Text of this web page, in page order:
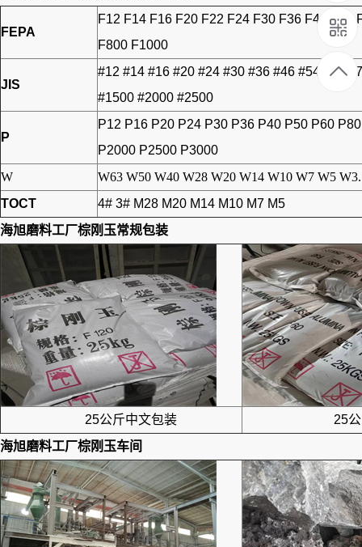
FEPA
F12 F14 F16 F20 F22 F24 F30 F36 F40
F800 F1000
JIS
#12 #14 #16 #20 #24 #30 #36 #46 #54 #60
#1500 #2000 #2500
P
P12 P16 P20 P24 P30 P36 P40 P50 P60
P2000 P2500 P3000
W
W63 W50 W40 W28 W20 W14 W10 W7 W5
TOCT
4# 3# M28 M20 M14 M10 M7 M5
海旭磨料工厂棕刚玉常规包装
25公斤中文包装
25公
海旭磨料工厂棕刚玉车间